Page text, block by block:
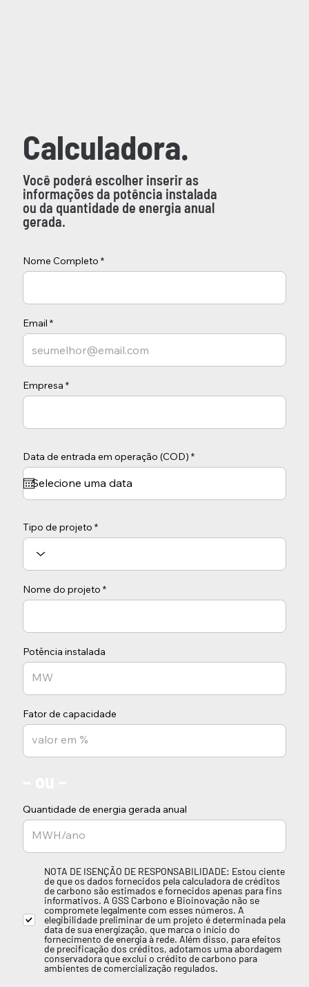
Calculadora.
Você poderá escolher inserir as
informações da potência instalada
ou da quantidade de energia anual
gerada.
Data de entrada em operação (COD) *r
e
r
Tipo de projeto
Nome do projeto
Potência instalada
Fator de capacidade
Quantidade de energia gerada anual
NOTA DE ISENÇÃO DE RESPONSABILIDADE: Estou ciente
de que os dados fornecidos pela calculadora de créditos
de carbono são estimados e fornecidos apenas para fins
informativos. A GSS Carbono e Bioinovação não se
compromete legalmente com esses números. A
elegibilidade preliminar de um projeto é determinada pela
data de sua energização, que marca o início do
fornecimento de energia à rede. Além disso, para efeitos
de precificação dos créditos, adotamos uma abordagem
conservadora que exclui o crédito de carbono para
ambientes de comercialização regulados.
Nome Completo
Email
Empresa